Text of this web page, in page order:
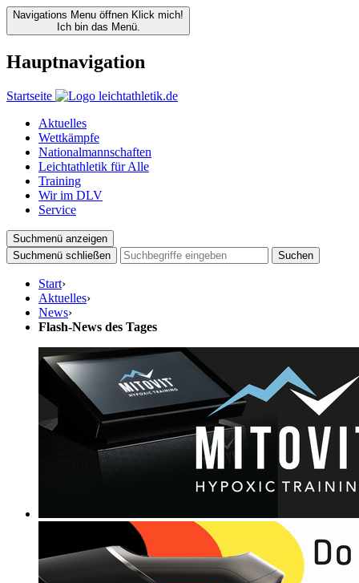
Navigations Menu öffnen Klick mich!
Ich bin das Menü.
Hauptnavigation
Startseite
Aktuelles
Wettkämpfe
Nationalmannschaften
Leichtathletik für Alle
Training
Wir im DLV
Service
Suchmenü anzeigen
Suchmenü schließen
Suchen
Start›
Aktuelles›
News›
Flash-News des Tages